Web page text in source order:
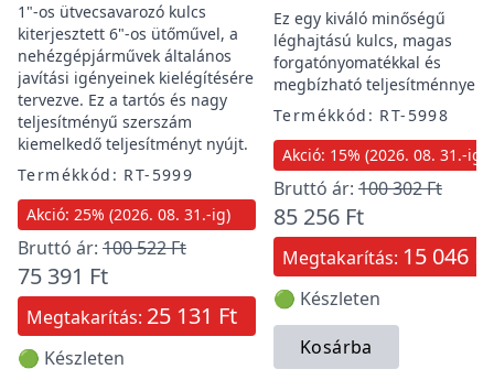
1"-os ütvecsavarozó kulcs
kiterjesztett 6"-os ütőművel, a
nehézgépjárművek általános
javítási igényeinek kielégítésére
tervezve. Ez a tartós és nagy
teljesítményű szerszám
kiemelkedő teljesítményt nyújt.
Termékkód: RT-5999
Akció: 25% (2026. 08. 31.-ig)
Bruttó ár: 100 522 Ft
75 391 Ft
Megtakarítás: 25 131 Ft
🟢 Készleten
Ez egy kiváló minőségű
léghajtású kulcs, magas
forgatónyomatékkal és
megbízható teljesítménnyel.
Termékkód: RT-5998
Akció: 15% (2026. 08. 31.-ig)
Bruttó ár: 100 302 Ft
85 256 Ft
Megtakarítás: 15 046 Ft
🟢 Készleten
Kosárba